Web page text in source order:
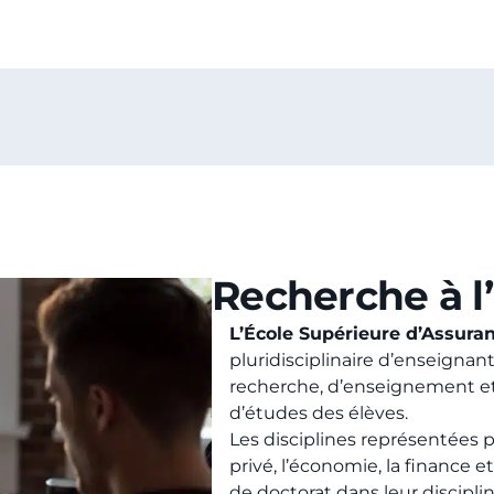
Recherche à
L’École Supérieure
pluridisciplinaire
recherche, d’enseignement
d’études des élèves.
Les disciplines représentées
privé, l’économie, la finance